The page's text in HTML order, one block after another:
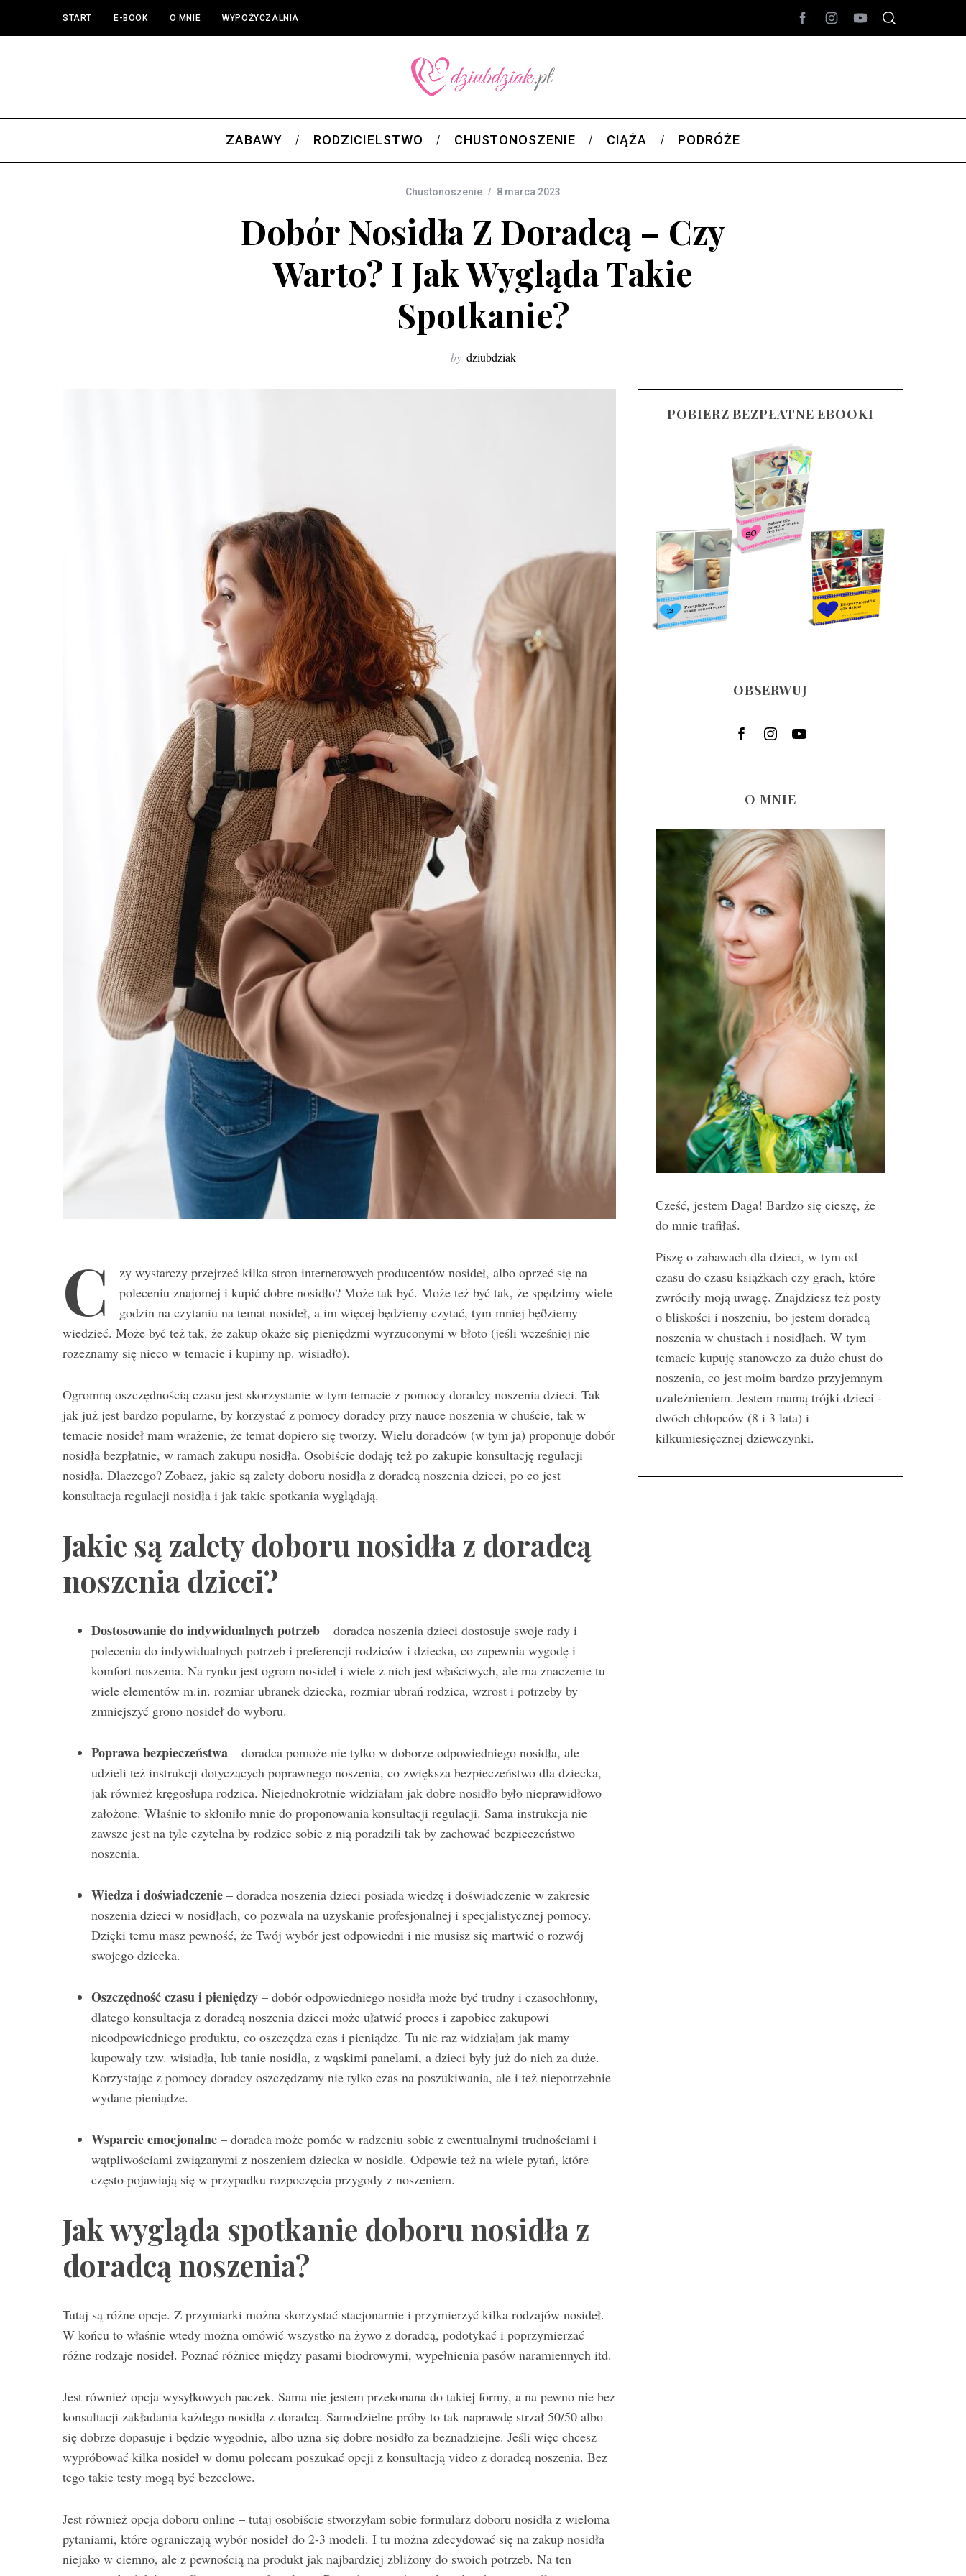
START E-BOOK O MNIE WYPOŻYCZALNIA
ZABAWY RODZICIELSTWO CHUSTONOSZENIE CIĄŻA PODRÓŻE
Chustonoszenie 8 marca 2023
Dobór Nosidła Z Doradcą – Czy
Warto? I Jak Wygląda Takie
Spotkanie?
by dziubdziak
C
zy wystarczy przejrzeć kilka stron internetowych producentów nosideł, albo oprzeć się na
poleceniu znajomej i kupić dobre nosidło? Może tak być. Może też być tak, że spędzimy wiele
godzin na czytaniu na temat nosideł, a im więcej będziemy czytać, tym mniej bęðziemy
wiedzieć. Może być też tak, że zakup okaże się pieniędzmi wyrzuconymi w błoto (jeśli wcześniej nie
rozeznamy się nieco w temacie i kupimy np. wisiadło).
Ogromną oszczędnością czasu jest skorzystanie w tym temacie z pomocy doradcy noszenia dzieci. Tak
jak już jest bardzo popularne, by korzystać z pomocy doradcy przy nauce noszenia w chuście, tak w
temacie nosideł mam wrażenie, że temat dopiero się tworzy. Wielu doradców (w tym ja) proponuje dobór
nosidła bezpłatnie, w ramach zakupu nosidła. Osobiście dodaję też po zakupie konsultację regulacji
nosidła. Dlaczego? Zobacz, jakie są zalety doboru nosidła z doradcą noszenia dzieci, po co jest
konsultacja regulacji nosidła i jak takie spotkania wyglądają.
Jakie są zalety doboru nosidła z doradcą
noszenia dzieci?
Dostosowanie do indywidualnych potrzeb – doradca noszenia dzieci dostosuje swoje rady i
polecenia do indywidualnych potrzeb i preferencji rodziców i dziecka, co zapewnia wygodę i
komfort noszenia. Na rynku jest ogrom nosideł i wiele z nich jest właściwych, ale ma znaczenie tu
wiele elementów m.in. rozmiar ubranek dziecka, rozmiar ubrań rodzica, wzrost i potrzeby by
zmniejszyć grono nosideł do wyboru.
Poprawa bezpieczeństwa – doradca pomoże nie tylko w doborze odpowiedniego nosidła, ale
udzieli też instrukcji dotyczących poprawnego noszenia, co zwiększa bezpieczeństwo dla dziecka,
jak również kręgosłupa rodzica. Niejednokrotnie widziałam jak dobre nosidło było nieprawidłowo
założone. Właśnie to skłoniło mnie do proponowania konsultacji regulacji. Sama instrukcja nie
zawsze jest na tyle czytelna by rodzice sobie z nią poradzili tak by zachować bezpieczeństwo
noszenia.
Wiedza i doświadczenie – doradca noszenia dzieci posiada wiedzę i doświadczenie w zakresie
noszenia dzieci w nosidłach, co pozwala na uzyskanie profesjonalnej i specjalistycznej pomocy.
Dzięki temu masz pewność, że Twój wybór jest odpowiedni i nie musisz się martwić o rozwój
swojego dziecka.
Oszczędność czasu i pieniędzy – dobór odpowiedniego nosidła może być trudny i czasochłonny,
dlatego konsultacja z doradcą noszenia dzieci może ułatwić proces i zapobiec zakupowi
nieodpowiedniego produktu, co oszczędza czas i pieniądze. Tu nie raz widziałam jak mamy
kupowały tzw. wisiadła, lub tanie nosidła, z wąskimi panelami, a dzieci były już do nich za duże.
Korzystając z pomocy doradcy oszczędzamy nie tylko czas na poszukiwania, ale i też niepotrzebnie
wydane pieniądze.
Wsparcie emocjonalne – doradca może pomóc w radzeniu sobie z ewentualnymi trudnościami i
wątpliwościami związanymi z noszeniem dziecka w nosidle. Odpowie też na wiele pytań, które
często pojawiają się w przypadku rozpoczęcia przygody z noszeniem.
Jak wygląda spotkanie doboru nosidła z
doradcą noszenia?
Tutaj są różne opcje. Z przymiarki można skorzystać stacjonarnie i przymierzyć kilka rodzajów nosideł.
W końcu to właśnie wtedy można omówić wszystko na żywo z doradcą, podotykać i poprzymierzać
różne rodzaje nosideł. Poznać różnice między pasami biodrowymi, wypełnienia pasów naramiennych itd.
Jest również opcja wysyłkowych paczek. Sama nie jestem przekonana do takiej formy, a na pewno nie bez
konsultacji zakładania każdego nosidła z doradcą. Samodzielne próby to tak naprawdę strzał 50/50 albo
się dobrze dopasuje i będzie wygodnie, albo uzna się dobre nosidło za beznadziejne. Jeśli więc chcesz
wypróbować kilka nosideł w domu polecam poszukać opcji z konsultacją video z doradcą noszenia. Bez
tego takie testy mogą być bezcelowe.
Jest również opcja doboru online – tutaj osobiście stworzyłam sobie formularz doboru nosidła z wieloma
pytaniami, które ograniczają wybór nosideł do 2-3 modeli. I tu można zdecydować się na zakup nosidła
niejako w ciemno, ale z pewnością na produkt jak najbardziej zbliżony do swoich potrzeb. Na ten
POBIERZ BEZPŁATNE EBOOKI
OBSERWUJ
O MNIE
Cześć, jestem Daga! Bardzo się cieszę, że
do mnie trafiłaś.
Piszę o zabawach dla dzieci, w tym od
czasu do czasu książkach czy grach, które
zwróciły moją uwagę. Znajdziesz też posty
o bliskości i noszeniu, bo jestem doradcą
noszenia w chustach i nosidłach. W tym
temacie kupuję stanowczo za dużo chust do
noszenia, co jest moim bardzo przyjemnym
uzależnieniem. Jestem mamą trójki dzieci -
dwóch chłopców (8 i 3 lata) i
kilkumiesięcznej dziewczynki.
S
a
c
h
f
o
r
: